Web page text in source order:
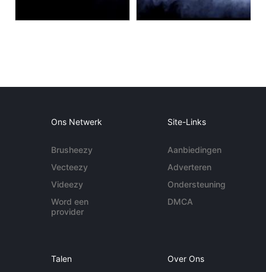
Ons Netwerk
Brusheezy
Vecteezy
Videezy
Word een
provider
Site-Links
Aanbiedingen
Adverteren
Ondersteuning
DMCA
Talen Over Ons